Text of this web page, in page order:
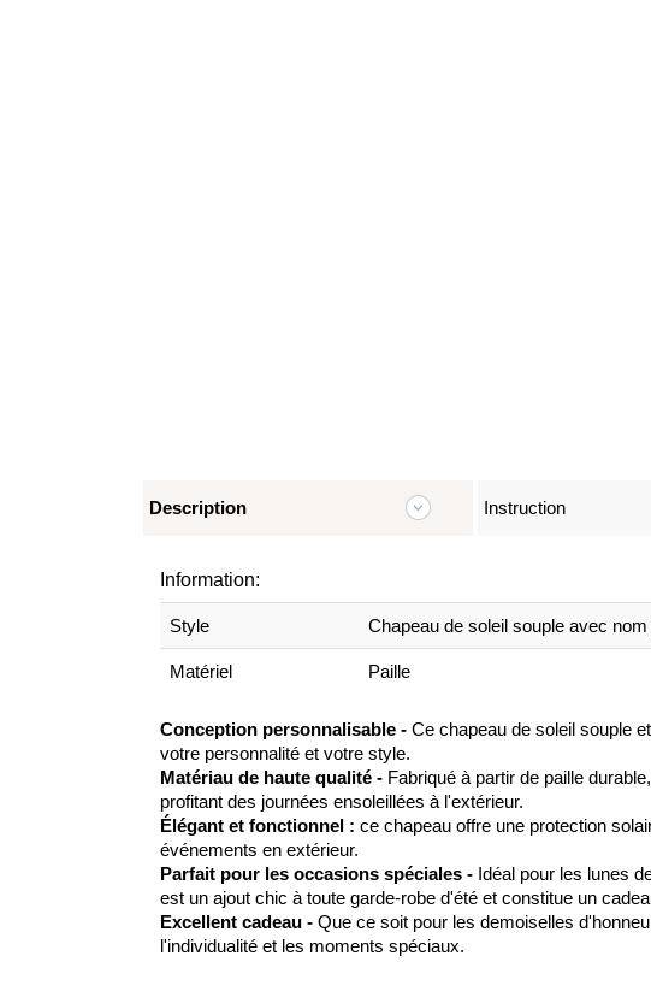
Description Instruction
Information:
Style Chapeau de soleil souple avec
Matériel Paille
Conception personnalisable - Ce chapeau de soleil souple
votre personnalité et votre style.
Matériau de haute qualité - Fabriqué à partir de paille
profitant des journées ensoleillées à l'extérieur.
Élégant et fonctionnel : ce chapeau offre une protection
événements en extérieur.
Parfait pour les occasions spéciales - Idéal pour les lunes
est un ajout chic à toute garde-robe d'été et constitue un
Excellent cadeau - Que ce soit pour les demoiselles
l'individualité et les moments spéciaux.